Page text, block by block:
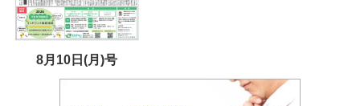
8月10日(月)号